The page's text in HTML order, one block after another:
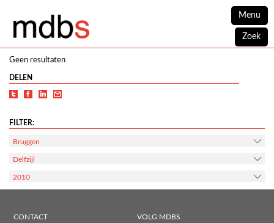
Menu
Zoek
Geen resultaten
DELEN
FILTER:
Bruggen
Delfzijl
2010
CONTACT VOLG MDBS